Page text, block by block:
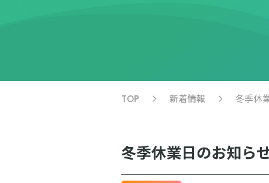
TOP 新着情報 冬季休
冬季休業日のお知ら